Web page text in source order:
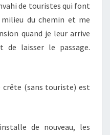
de touristes qui font
du chemin et me
quand je leur arrive
de laisser le passage.
crête (sans touriste) est
de nouveau, les